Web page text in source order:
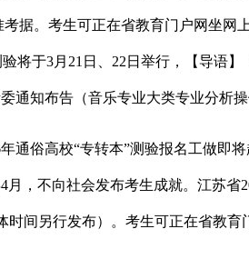
据。考生可正在省教育门户网坐
于3月21日、22日举行，【导语
知布告（音乐专业大类专业分析操
高校“专转本”测验报名工做即将
，不向社会发布考生成就。江苏省
间另行发布）。考生可正在省教育